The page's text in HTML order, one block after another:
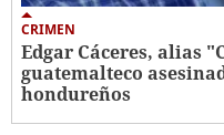
CRIMEN
Edgar Cáceres, alias
guatemalteco
hondureños